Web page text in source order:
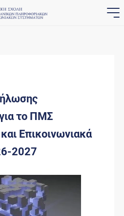
το ΠΜΣ
Επικοινωνιακά
2027